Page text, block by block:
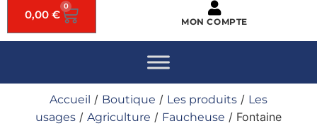
0,00 €
0
MON COMPTE
Accueil / Boutique / Les produits / Les
usages / Agriculture / Faucheuse / Fontaine